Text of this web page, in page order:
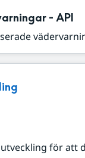
- API
för att